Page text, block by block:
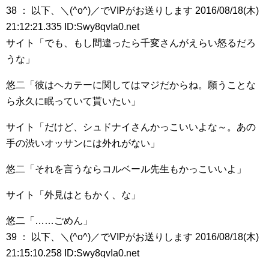
38 ： 以下、＼(^o^)／でVIPがお送りします 2016/08/18(木)
21:12:21.335 ID:Swy8qvIa0.net
サイト「でも、もし間違ったら千変さんがえらい怒るだろ
うな」
悠二「彼はヘカテーに関してはマジだからね。願うことな
ら永久に眠っていて貰いたい」
サイト「だけど、シュドナイさんかっこいいよな～。あの
手の渋いオッサンには外れがない」
悠二「それを言うならコルベール先生もかっこいいよ」
サイト「外見はともかく、な」
悠二「……ごめん」
39 ： 以下、＼(^o^)／でVIPがお送りします 2016/08/18(木)
21:15:10.258 ID:Swy8qvIa0.net